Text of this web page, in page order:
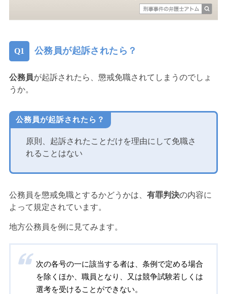
公務員が起訴されたら？
公務員が起訴されたら、懲戒免職されてしまうのでしょ
うか。
公務員が起訴されたら？
原則、起訴されたことだけを理由にして免職さ
れることはない
公務員を懲戒免職とするかどうかは、 有罪判決の内容に
よって規定されています。
地方公務員を例に見てみます。
次の各号の一に該当する者は、条例で定める場合
を除くほか、職員となり、又は競争試験若しくは
選考を受けることができない。